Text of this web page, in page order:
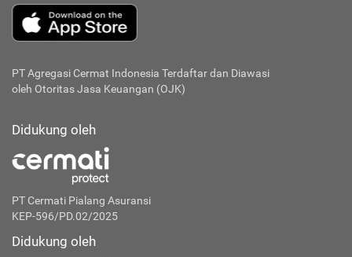
PT Agregasi Cermat Indonesia Terdaftar dan Diawasi
oleh Otoritas Jasa Keuangan (OJK)
Didukung oleh
PT Cermati Pialang Asuransi
KEP-596/PD.02/2025
Didukung oleh